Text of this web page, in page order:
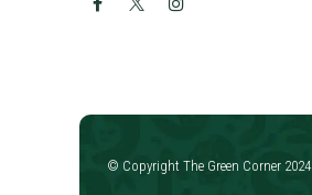
© Copyright The Green Corner 2024